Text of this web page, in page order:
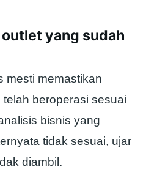
yang sudah
mesti memastikan
beroperasi sesuai
bisnis yang
tidak sesuai, ujar
diambil.